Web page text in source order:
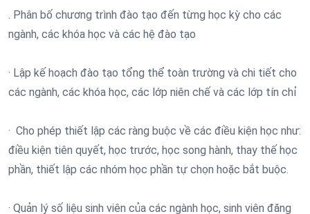
. Phân bố chương trình đào tạo đến từng học kỳ cho các
ngành, các khóa học và các hệ đào tạo
· Lập kế hoạch đào tạo tổng thể toàn trường và chi tiết cho
các ngành, các khóa học, các lớp niên chế và các lớp tín chỉ
· Cho phép thiết lập các ràng buộc về các điều kiện học như:
điều kiện tiên quyết, học trước, học song hành, thay thế học
phần, thiết lập các nhóm học phần tự chọn hoặc bắt buộc.
· Quản lý số liệu sinh viên của các ngành học, sinh viên đăng